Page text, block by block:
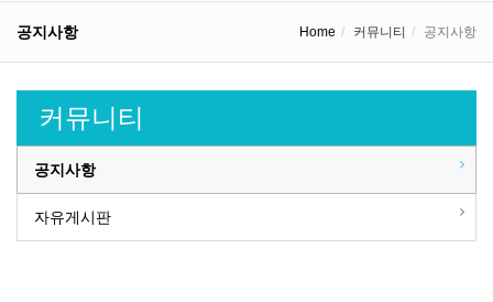
공지사항 Home 커뮤니티 공지사항
커뮤니티
공지사항
자유게시판